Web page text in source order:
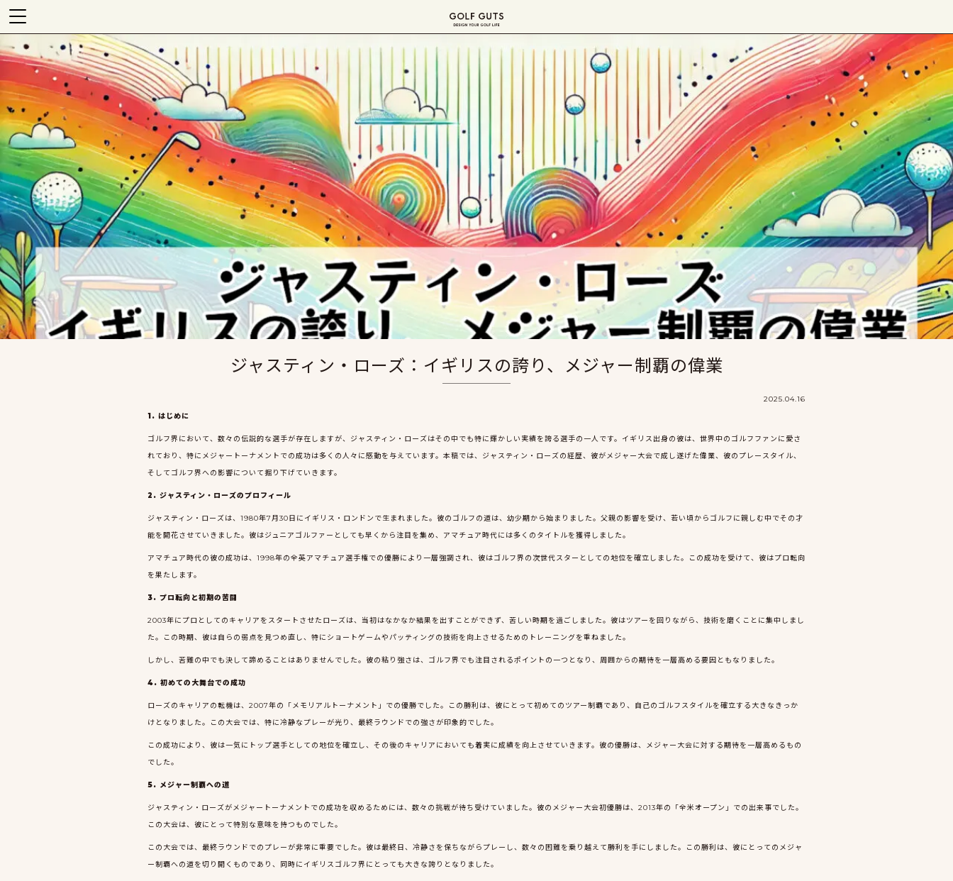
ジャスティン・ローズ：イギリスの誇り、メジャー制覇の偉業
2025.04.16
1. はじめに
ゴルフ界において、数々の伝説的な選手が存在しますが、ジャスティン・ローズはその中でも特に輝かしい実績を誇る選手の一人です。イギリス出身の彼は、世界中のゴルフファンに愛さ
れており、特にメジャートーナメントでの成功は多くの人々に感動を与えています。本稿では、ジャスティン・ローズの経歴、彼がメジャー大会で成し遂げた偉業、彼のプレースタイル、
そしてゴルフ界への影響について掘り下げていきます。
2. ジャスティン・ローズのプロフィール
ジャスティン・ローズは、1980年7月30日にイギリス・ロンドンで生まれました。彼のゴルフの道は、幼少期から始まりました。父親の影響を受け、若い頃からゴルフに親しむ中でその才
能を開花させていきました。彼はジュニアゴルファーとしても早くから注目を集め、アマチュア時代には多くのタイトルを獲得しました。
アマチュア時代の彼の成功は、1998年の全英アマチュア選手権での優勝により一層強調され、彼はゴルフ界の次世代スターとしての地位を確立しました。この成功を受けて、彼はプロ転向
を果たします。
3. プロ転向と初期の苦闘
2003年にプロとしてのキャリアをスタートさせたローズは、当初はなかなか結果を出すことができず、苦しい時期を過ごしました。彼はツアーを回りながら、技術を磨くことに集中しまし
た。この時期、彼は自らの弱点を見つめ直し、特にショートゲームやパッティングの技術を向上させるためのトレーニングを重ねました。
しかし、苦難の中でも決して諦めることはありませんでした。彼の粘り強さは、ゴルフ界でも注目されるポイントの一つとなり、周囲からの期待を一層高める要因ともなりました。
4. 初めての大舞台での成功
ローズのキャリアの転機は、2007年の「メモリアルトーナメント」での優勝でした。この勝利は、彼にとって初めてのツアー制覇であり、自己のゴルフスタイルを確立する大きなきっか
けとなりました。この大会では、特に冷静なプレーが光り、最終ラウンドでの強さが印象的でした。
この成功により、彼は一気にトップ選手としての地位を確立し、その後のキャリアにおいても着実に成績を向上させていきます。彼の優勝は、メジャー大会に対する期待を一層高めるもの
でした。
5. メジャー制覇への道
ジャスティン・ローズがメジャートーナメントでの成功を収めるためには、数々の挑戦が待ち受けていました。彼のメジャー大会初優勝は、2013年の「全米オープン」での出来事でした。
この大会は、彼にとって特別な意味を持つものでした。
この大会では、最終ラウンドでのプレーが非常に重要でした。彼は最終日、冷静さを保ちながらプレーし、数々の困難を乗り越えて勝利を手にしました。この勝利は、彼にとってのメジャ
ー制覇への道を切り開くものであり、同時にイギリスゴルフ界にとっても大きな誇りとなりました。